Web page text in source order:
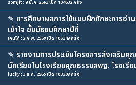
somjit : 9 มี.ค. 2563 เปิด 104632 ครั้ง
✎ การศึกษาผลการใช้แบบฝึกทักษะการอ่า
เข้าใจ ชั้นมัธยมศึกษาปีที่
เคนโด้ : 2 ก.พ. 2559 เปิด 105349 ครั้ง
✎ รายงานการประเมินโครงการส่งเสริม
นักเรียนในโรงเรียนคุณธรรมสพฐ. โรงเรีย
lucky : 3 ส.ค. 2565 เปิด 103308 ครั้ง